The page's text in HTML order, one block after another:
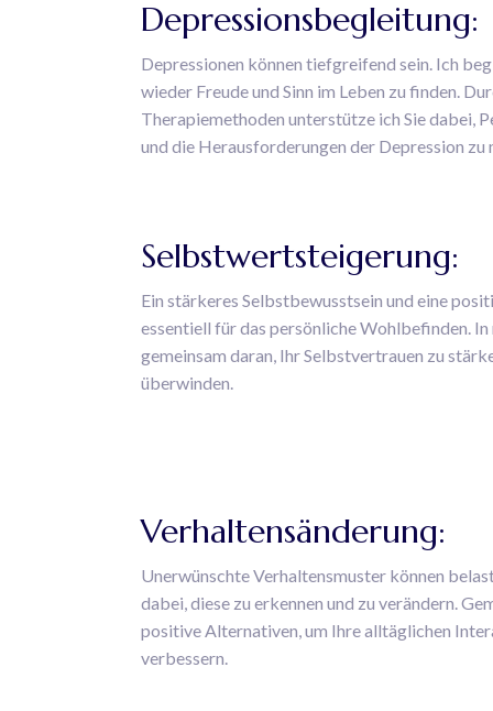
Depressionsbegleitung:
Depressionen können tiefgreifend sein. Ich
wieder Freude und Sinn im Leben zu finden.
Therapiemethoden unterstütze ich Sie dabei,
und die Herausforderungen der Depression zu
Selbstwertsteigerung:
Ein stärkeres Selbstbewusstsein und eine
essentiell für das persönliche Wohlbefinden.
gemeinsam daran, Ihr Selbstvertrauen zu
überwinden.
Verhaltensänderung:
Unerwünschte Verhaltensmuster können
dabei, diese zu erkennen und zu verändern.
positive Alternativen, um Ihre alltäglichen
verbessern.